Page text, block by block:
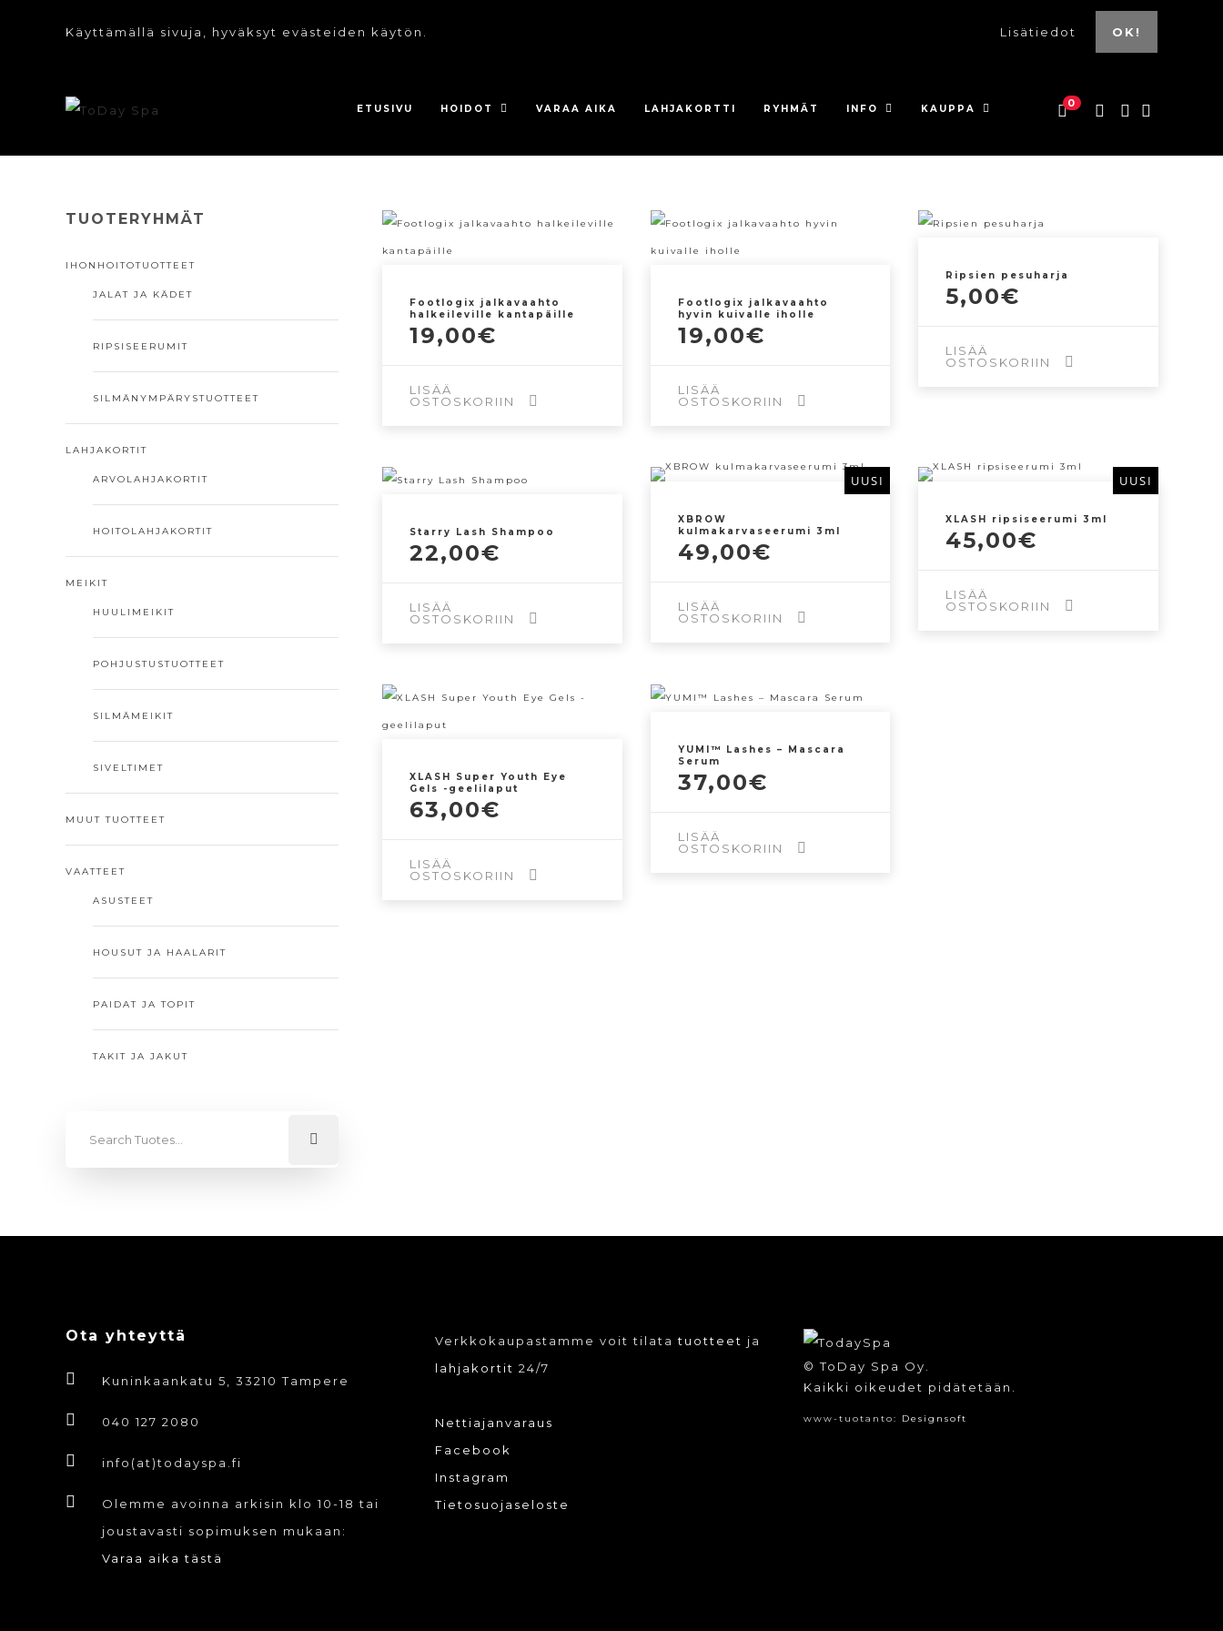
Käyttämällä sivuja, hyväksyt evästeiden käytön. Lisätiedot OK!
ETUSIVU HOIDOT VARAA AIKA LAHJAKORTTI RYHMÄT INFO KAUPPA 0
Footlogix jalkavaahto
halkeileville kantapäille
19,00€
LISÄÄ
OSTOSKORIIN
Footlogix jalkavaahto
hyvin kuivalle iholle
19,00€
LISÄÄ
OSTOSKORIIN
Ripsien pesuharja
5,00€
LISÄÄ
OSTOSKORIIN
Starry Lash Shampoo
22,00€
LISÄÄ
OSTOSKORIIN
UUSI
XBROW
kulmakarvaseerumi 3ml
49,00€
LISÄÄ
OSTOSKORIIN
UUSI
XLASH ripsiseerumi 3ml
45,00€
LISÄÄ
OSTOSKORIIN
XLASH Super Youth Eye
Gels -geelilaput
63,00€
LISÄÄ
OSTOSKORIIN
YUMI™ Lashes – Mascara
Serum
37,00€
LISÄÄ
OSTOSKORIIN
TUOTERYHMÄT
IHONHOITOTUOTTEET
JALAT JA KÄDET
RIPSISEERUMIT
SILMÄNYMPÄRYSTUOTTEET
LAHJAKORTIT
ARVOLAHJAKORTIT
HOITOLAHJAKORTIT
MEIKIT
HUULIMEIKIT
POHJUSTUSTUOTTEET
SILMÄMEIKIT
SIVELTIMET
MUUT TUOTTEET
VAATTEET
ASUSTEET
HOUSUT JA HAALARIT
PAIDAT JA TOPIT
TAKIT JA JAKUT
Ota yhteyttä
Kuninkaankatu 5, 33210 Tampere
040 127 2080
info(at)todayspa.fi
Olemme avoinna arkisin klo 10-18 tai
joustavasti sopimuksen mukaan:
Varaa aika tästä
Verkkokaupastamme voit tilatatuotteet ja
lahjakortit 24/7
Nettiajanvaraus
Facebook
Instagram
Tietosuojaseloste
© ToDay Spa Oy.
Kaikki oikeudet pidätetään.
www-tuotanto: Designsoft